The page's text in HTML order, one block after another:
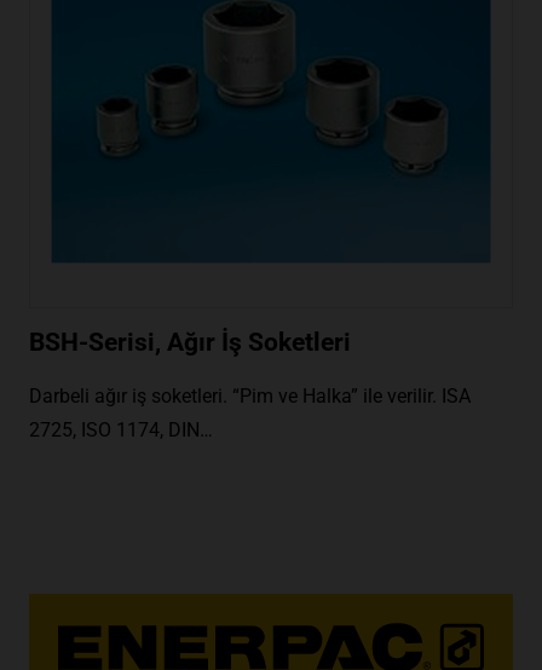
BSH-Serisi, Ağır İş Soketleri
Darbeli ağır iş soketleri. “Pim ve Halka” ile verilir. ISA
2725, ISO 1174, DIN…